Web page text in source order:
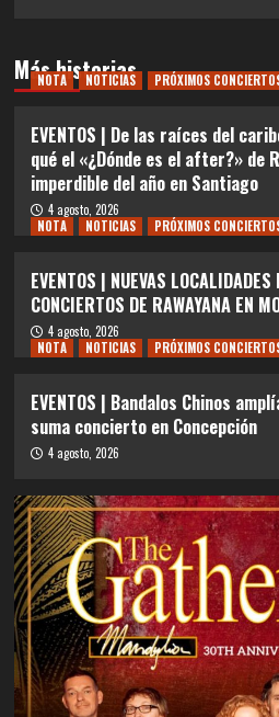
Más historias
NOTA NOTICIAS PRÓXIMOS
EVENTOS | De las raíces del
qué el «¿Dónde es el after?» de
imperdible del año en Santiago
4 agosto, 2026
NOTA
NOTICIAS PRÓXIMOS
EVENTOS | NUEVAS
CONCIERTOS DE RAWAYANA EN
4 agosto, 2026
NOTA
NOTICIAS PRÓXIMOS
EVENTOS | Bandalos Chinos
suma concierto en Concepción
4 agosto, 2026